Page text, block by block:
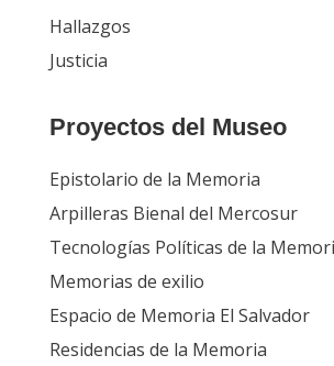
Recintos
Hallazgos
Proyectos del Museo
Epistolario de la Memoria
Arpilleras Bienal del Mercosur
Tecnologías Políticas de la Memoria
Memorias de exilio
Espacio de Memoria El Salvador